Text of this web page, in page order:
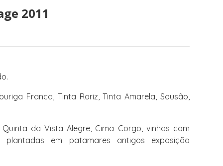
2011
Franca, Tinta Roriz, Tinta Amarela, Sousão,
da Vista Alegre, Cima Corgo, vinhas com
em patamares antigos exposição